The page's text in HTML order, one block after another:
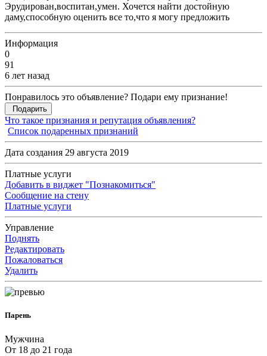
Эрудирован,воспитан,умен. Хочется найти достойную
даму,способную оценить все то,что я могу предложить
Информация
0
91
6 лет назад
Понравилось это объявление? Подари ему признание!
Подарить
Что такое признания и репутация объявления?
Список подаренных признаний
Дата создания 29 августа 2019
Платные услуги
Добавить в виджет "Познакомиться"
Сообщение на стену
Платные услуги
Управление
Поднять
Редактировать
Пожаловаться
Удалить
Парень
Мужчина
От 18 до 21 года